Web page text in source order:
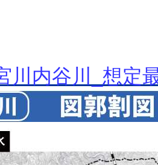
川内谷川_想定